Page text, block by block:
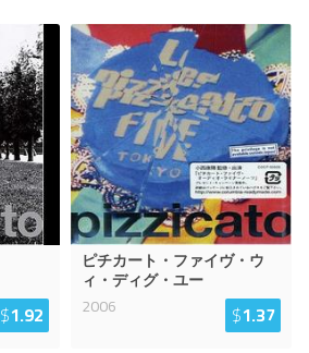
$1.92
ピチカート・ファイヴ・ウ
ィ・ディグ・ユー
2006
$1.37